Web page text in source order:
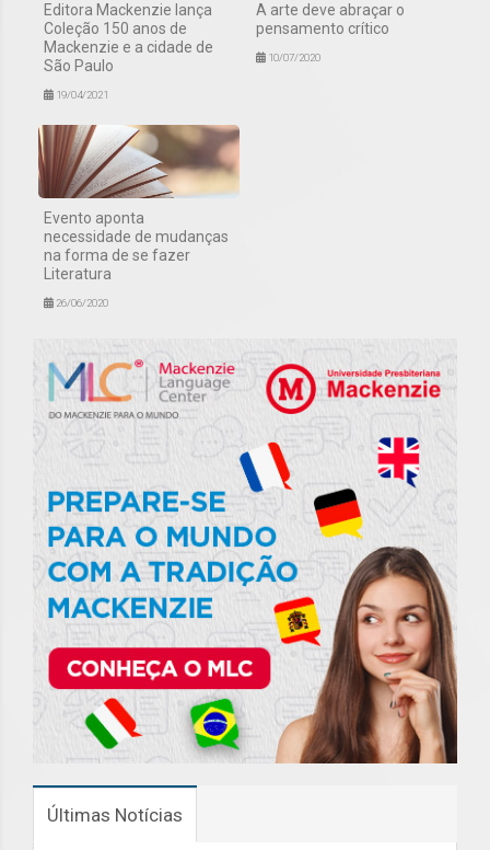
Editora Mackenzie lança
Coleção 150 anos de
Mackenzie e a cidade de
São Paulo
19/04/2021
A arte deve abraçar o
pensamento crítico
10/07/2020
Evento aponta
necessidade de mudanças
na forma de se fazer
Literatura
26/06/2020
Últimas Notícias